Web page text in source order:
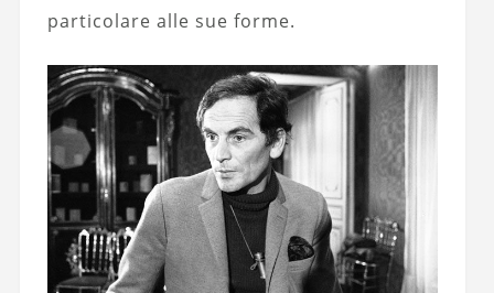
particolare alle sue forme.